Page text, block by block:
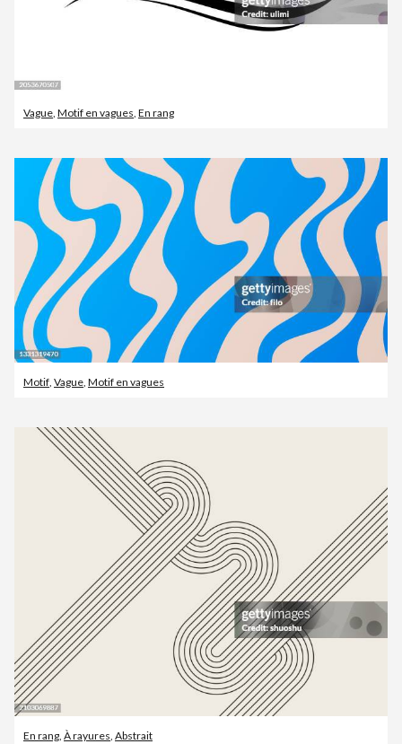
Vague Motif en vagues En rang
Motif Vague Motif en vagues
En rang, À rayures, Abstrait